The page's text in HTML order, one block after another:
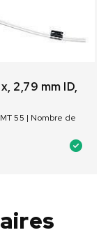
2,79 mm ID,
55 | Nombre de